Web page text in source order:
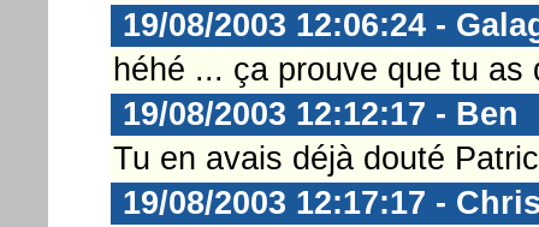
19/08/2003 12:06:24 -
héhé ... ça prouve que tu
19/08/2003 12:12:17 - Ben
Tu en avais déjà douté
19/08/2003 12:17:17 -